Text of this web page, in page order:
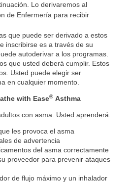
Lo derivaremos al
de Enfermería para recibir
que puede ser derivado a estos
inscribirse es a través de su
autoderivar a los programas.
que usted deberá cumplir. Estos
Usted puede elegir ser
en cualquier momento.
with Ease® Asthma
con asma. Usted aprenderá:
les provoca el asma
de advertencia
del asma correctamente
proveedor para prevenir ataques
de flujo máximo y un inhalador